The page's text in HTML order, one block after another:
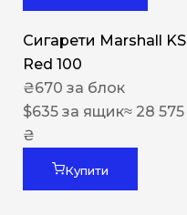
Сигарети Marshall KS
Red 100
₴670 за блок
$635 за ящик≈ 28 575
₴
Купити